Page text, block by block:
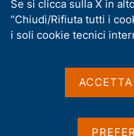
v
i
g
a
Banca
fronte del rischio
m
a
t
Se si clicca sulla X in
“Chiudi/Rifiuta tutti i
i soli cookie tecnici